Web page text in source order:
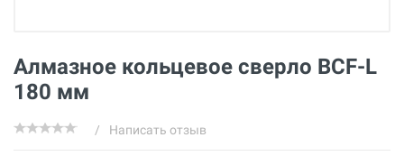
Алмазное кольцевое сверло BCF-L
180 мм
/ Написать отзыв